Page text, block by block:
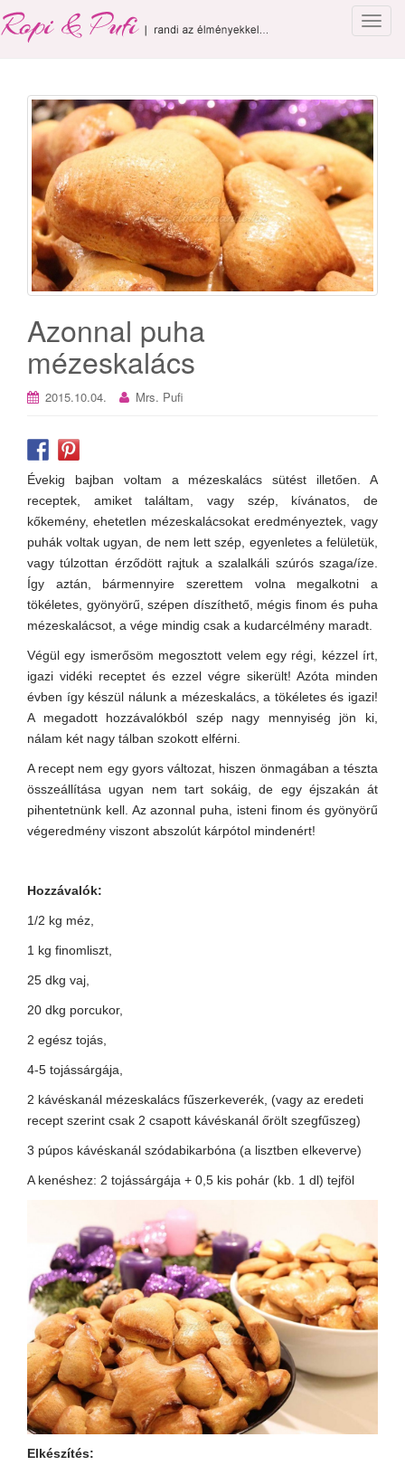
T
l
e
n
a
v
i
g
a
t
i
Azonnal puha
mézeskalács
2015.10.04. Mrs. Pufi
Évekig bajban voltam a mézeskalács sütést illetően. A
receptek, amiket találtam, vagy szép, kívánatos, de
kőkemény, ehetetlen mézeskalácsokat eredményeztek, vagy
puhák voltak ugyan, de nem lett szép, egyenletes a felületük,
vagy túlzottan érződött rajtuk a szalalkáli szúrós szaga/íze.
Így aztán, bármennyire szerettem volna megalkotni a
tökéletes, gyönyörű, szépen díszíthető, mégis finom és puha
mézeskalácsot, a vége mindig csak a kudarcélmény maradt.
Végül egy ismerősöm megosztott velem egy régi, kézzel írt,
igazi vidéki receptet és ezzel végre sikerült! Azóta minden
évben így készül nálunk a mézeskalács, a tökéletes és igazi!
A megadott hozzávalókból szép nagy mennyiség jön ki,
nálam két nagy tálban szokott elférni.
A recept nem egy gyors változat, hiszen önmagában a tészta
összeállítása ugyan nem tart sokáig, de egy éjszakán át
pihentetnünk kell. Az azonnal puha, isteni finom és gyönyörű
végeredmény viszont abszolút kárpótol mindenért!
Hozzávalók:
1/2 kg méz,
1 kg finomliszt,
25 dkg vaj,
20 dkg porcukor,
2 egész tojás,
4-5 tojássárgája,
2 kávéskanál mézeskalács fűszerkeverék, (vagy az eredeti
recept szerint csak 2 csapott kávéskanál őrölt szegfűszeg)
3 púpos kávéskanál szódabikarbóna (a lisztben elkeverve)
A kenéshez: 2 tojássárgája + 0,5 kis pohár (kb. 1 dl) tejföl
Elkészítés: